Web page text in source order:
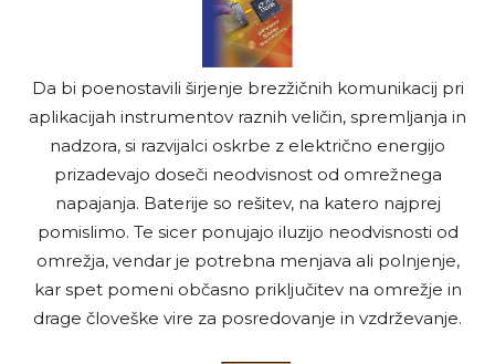
Da bi poenostavili širjenje brezžičnih komunikacij pri
aplikacijah instrumentov raznih veličin, spremljanja in
nadzora, si razvijalci oskrbe z električno energijo
prizadevajo doseči neodvisnost od omrežnega
napajanja. Baterije so rešitev, na katero najprej
pomislimo. Te sicer ponujajo iluzijo neodvisnosti od
omrežja, vendar je potrebna menjava ali polnjenje,
kar spet pomeni občasno priključitev na omrežje in
drage človeške vire za posredovanje in vzdrževanje.